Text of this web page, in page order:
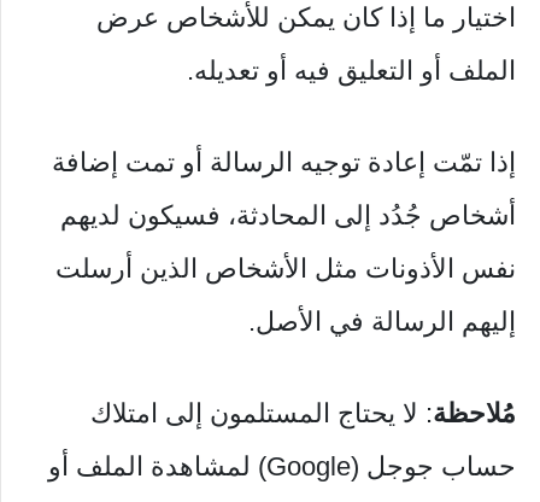
اختيار ما إذا كان يمكن للأشخاص عرض
الملف أو التعليق فيه أو تعديله.
إذا تمّت إعادة توجيه الرسالة أو تمت إضافة
أشخاص جُدُد إلى المحادثة، فسيكون لديهم
نفس الأذونات مثل الأشخاص الذين أرسلت
إليهم الرسالة في الأصل.
مُلاحظة: لا يحتاج المستلمون إلى امتلاك
حساب جوجل (Google) لمشاهدة الملف أو